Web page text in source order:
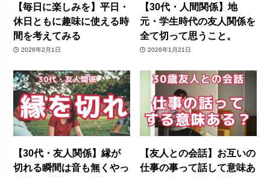
【毎日に楽しみを】平日・
休日ともに趣味に使える時
間を考えてみる
2026年2月1日
【30代・人間関係】地
元・学生時代の友人関係を
全て切って思うこと。
2026年1月21日
【30代・友人関係】縁が
切れる瞬間は音も無くやっ
【友人との会話】お互いの
仕事の事って話して意味あ